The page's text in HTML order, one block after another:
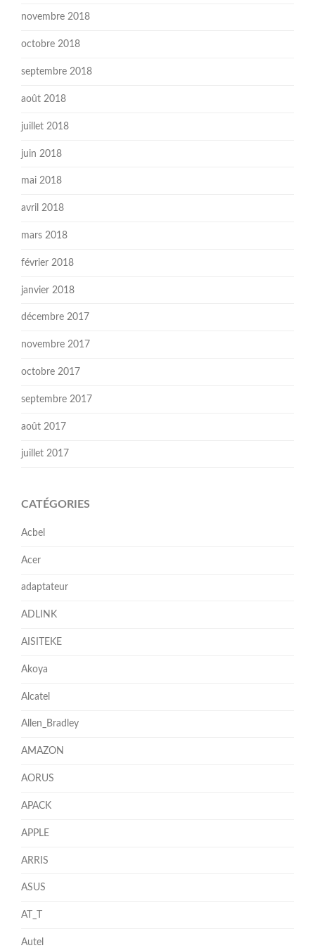
novembre 2018
octobre 2018
septembre 2018
août 2018
juillet 2018
juin 2018
mai 2018
avril 2018
mars 2018
février 2018
janvier 2018
décembre 2017
novembre 2017
octobre 2017
septembre 2017
août 2017
juillet 2017
CATÉGORIES
Acbel
Acer
adaptateur
ADLINK
AISITEKE
Akoya
Alcatel
Allen_Bradley
AMAZON
AORUS
APACK
APPLE
ARRIS
ASUS
AT_T
Autel